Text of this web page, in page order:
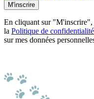
M'inscrire
En cliquant sur "M'inscrire",
la Politique de
sur mes données